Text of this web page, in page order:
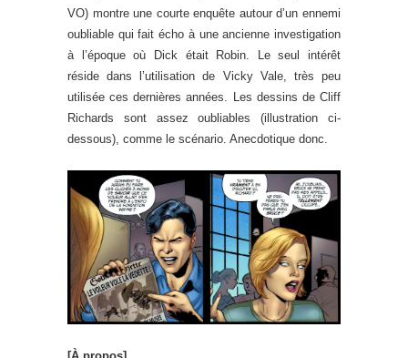
VO) montre une courte enquête autour d’un ennemi
oubliable qui fait écho à une ancienne investigation
à l’époque où Dick était Robin. Le seul intérêt
réside dans l’utilisation de Vicky Vale, très peu
utilisée ces dernières années. Les dessins de Cliff
Richards sont assez oubliables (illustration ci-
dessous), comme le scénario. Anecdotique donc.